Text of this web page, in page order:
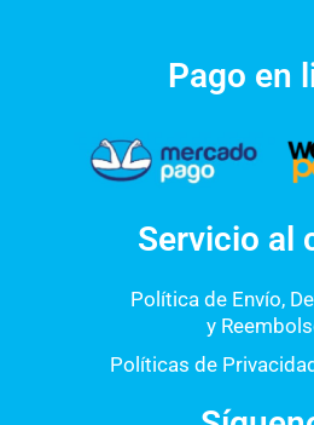
Pago en
Servicio al
Política de Envío,
y
Políticas de